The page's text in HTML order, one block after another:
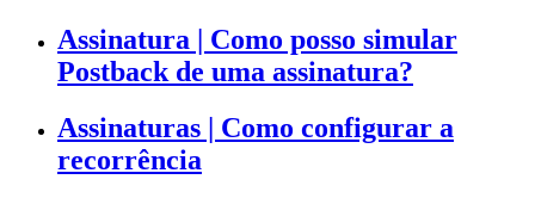
Assinatura | Como posso simular
Postback de uma assinatura?
Assinaturas | Como configurar a
recorrência